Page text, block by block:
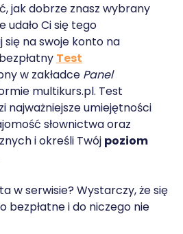
jak dobrze znasz wybrany
udało Ci się tego
się na swoje konto na
Test
w zakładce Panel
multikurs.pl. Test
najważniejsze umiejętności
słownictwa oraz
i określi Twój poziom
w serwisie? Wystarczy, że się
bezpłatne i do niczego nie